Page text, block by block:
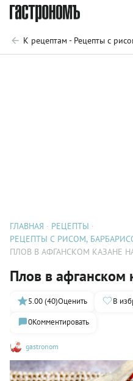
К рецептам - Рецепты с
ГЛАВНАЯ
РЕЦЕПТЫ
РЕЦЕПТЫ С РИСОМ,
ПЛОВ В АФГАНСКОМ КАЗАНЕ
Плов в афганском
gastronom
5.00 (40)Оценить В
0Комментировать